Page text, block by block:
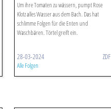
Um ihre Tomaten zu wässern, pumpt Rose
Klotz alles Wasser aus dem Bach. Das hat
schlimme Folgen für die Enten und
Waschbären. Törtel greift ein.
28-03-2024 ZDF
Alle Folgen